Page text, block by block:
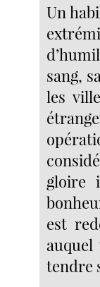
Un
sang,
les
gloire
est
auquel
tendre